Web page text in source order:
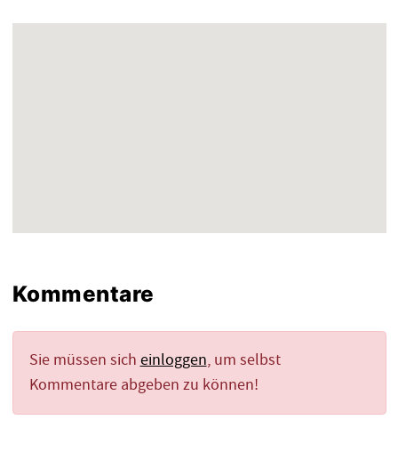
Kommentare
Sie müssen sich einloggen, um selbst
Kommentare abgeben zu können!